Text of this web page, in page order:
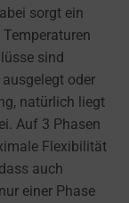
sorgt ein
sind
oder
natürlich liegt
Auf 3 Phasen
Flexibilität
auch
einer Phase